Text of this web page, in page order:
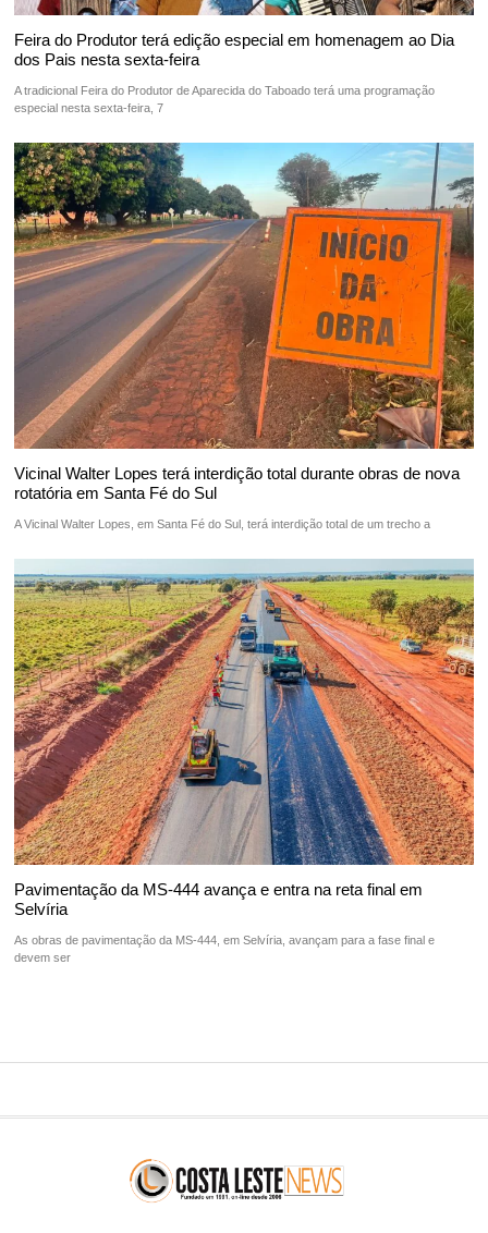
Feira do Produtor terá edição especial em homenagem ao Dia
dos Pais nesta sexta-feira
A tradicional Feira do Produtor de Aparecida do Taboado terá uma programação
especial nesta sexta-feira, 7
Vicinal Walter Lopes terá interdição total durante obras de nova
rotatória em Santa Fé do Sul
A Vicinal Walter Lopes, em Santa Fé do Sul, terá interdição total de um trecho a
Pavimentação da MS-444 avança e entra na reta final em
Selvíria
As obras de pavimentação da MS-444, em Selvíria, avançam para a fase final e
devem ser